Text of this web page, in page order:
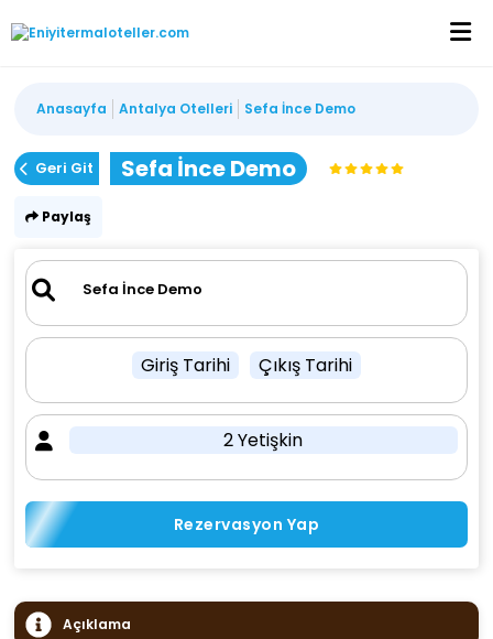
Anasayfa Antalya Otelleri Sefa İnce Demo
Geri Git Sefa İnce Demo
Paylaş
Giriş Tarihi Çıkış Tarihi
2 Yetişkin
Rezervasyon Yap
Açıklama